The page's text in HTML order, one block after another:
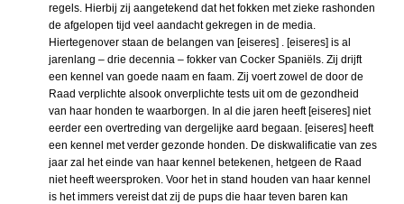
regels. Hierbij zij aangetekend dat het fokken met zieke rashonden
de afgelopen tijd veel aandacht gekregen in de media.
Hiertegenover staan de belangen van [eiseres] . [eiseres] is al
jarenlang – drie decennia – fokker van Cocker Spaniëls. Zij drijft
een kennel van goede naam en faam. Zij voert zowel de door de
Raad verplichte alsook onverplichte tests uit om de gezondheid
van haar honden te waarborgen. In al die jaren heeft [eiseres] niet
eerder een overtreding van dergelijke aard begaan. [eiseres] heeft
een kennel met verder gezonde honden. De diskwalificatie van zes
jaar zal het einde van haar kennel betekenen, hetgeen de Raad
niet heeft weersproken. Voor het in stand houden van haar kennel
is het immers vereist dat zij de pups die haar teven baren kan